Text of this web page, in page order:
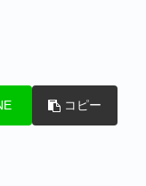
コピー